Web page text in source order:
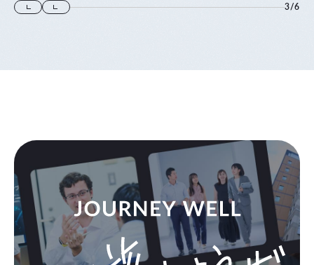
3/6